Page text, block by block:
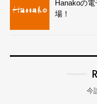
Hanakoの
場！
今